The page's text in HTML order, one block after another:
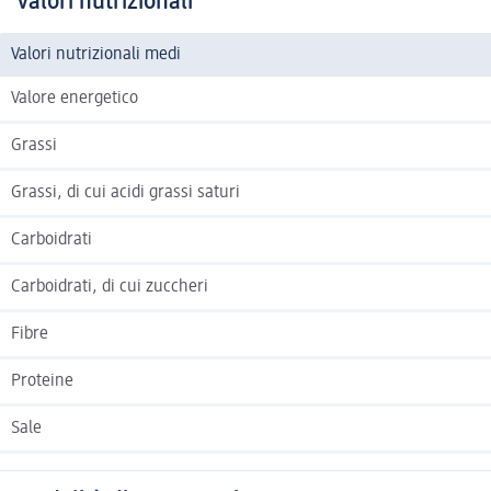
Valori nutrizionali medi
Valore energetico
Grassi
Grassi, di cui acidi grassi saturi
Carboidrati
Carboidrati, di cui zuccheri
Fibre
Proteine
Sale